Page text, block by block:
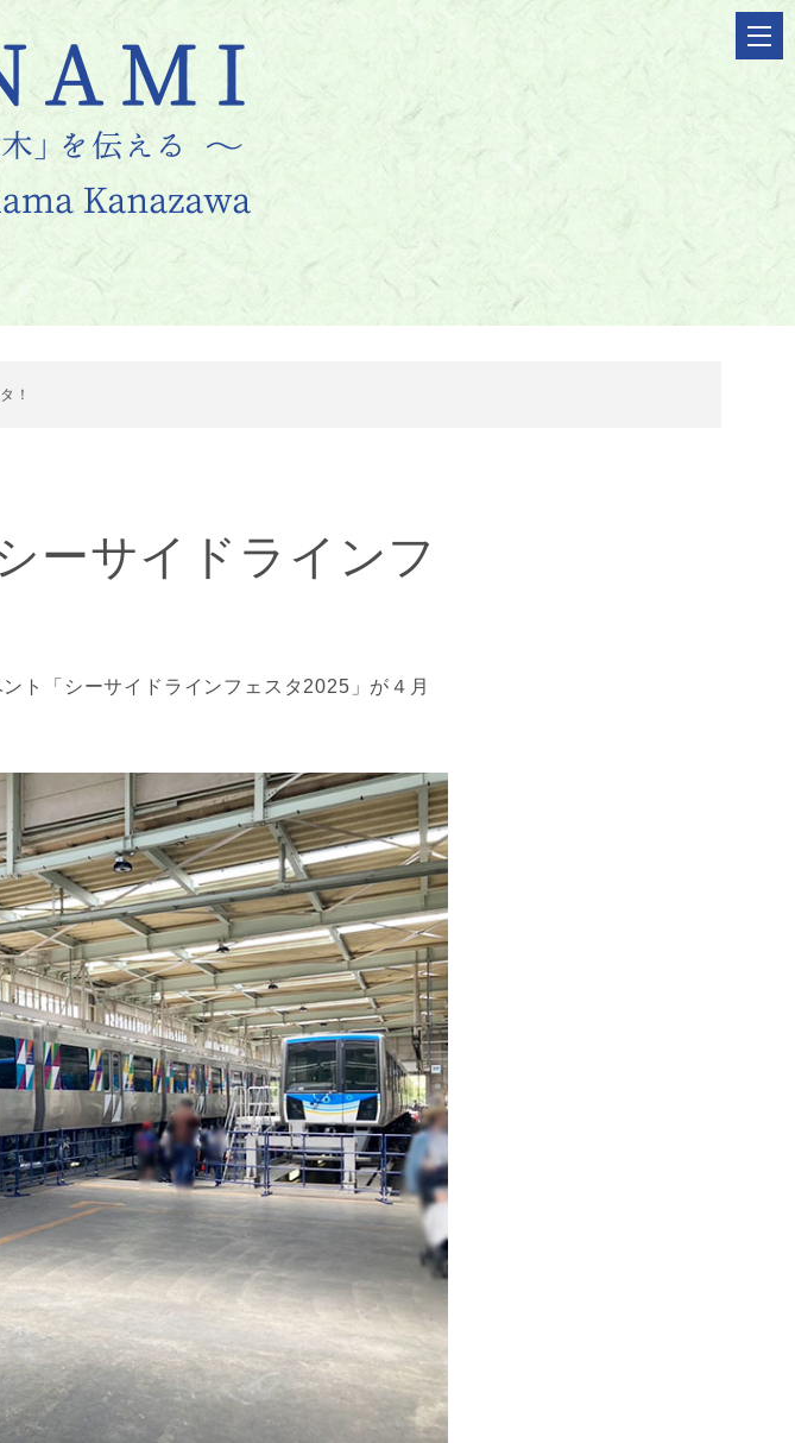
ニ
ュ
！
ーサイドラインフ
ト「シーサイドラインフェスタ2025」が４月